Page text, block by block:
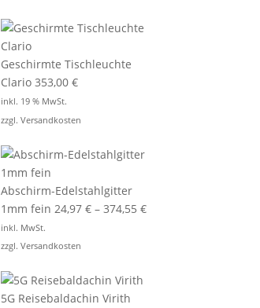
Geschirmte Tischleuchte
Clario 353,00€
inkl. 19 % MwSt.
zzgl.Versandkosten
Abschirm-Edelstahlgitter
1mm fein 24,97€ –374,55€
inkl. MwSt.
zzgl.Versandkosten
5G Reisebaldachin Virith